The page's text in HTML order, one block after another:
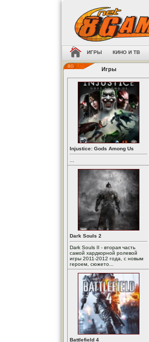
ИГРЫ КИНО И ТВ
Игры
Injustice: Gods Among Us
Dark Souls 2
Dark Souls II - вторая часть
самой хардкорной ролевой
игры 2011-2012 года, с новым
героем, сюжето...
Battlefield 4